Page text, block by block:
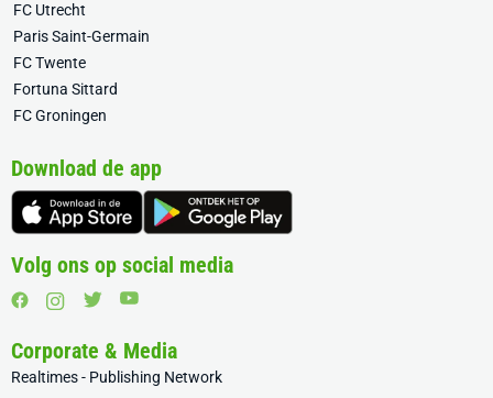
FC Utrecht
Paris Saint-Germain
FC Twente
Fortuna Sittard
FC Groningen
Download de app
Volg ons op social media
Corporate & Media
Realtimes - Publishing Network